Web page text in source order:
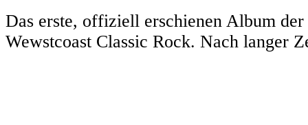
Das erste, offiziell erschienen Album
Wewstcoast Classic Rock. Nach langer